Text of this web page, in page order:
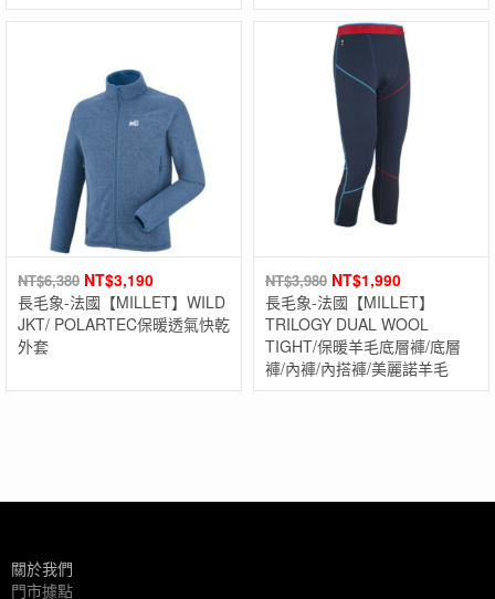
NT$6,380 NT$3,190
長毛象-法國【MILLET】WILD
JKT/ POLARTEC保暖透氣快乾
外套
NT$3,980 NT$1,990
長毛象-法國【MILLET】
TRILOGY DUAL WOOL
TIGHT/保暖羊毛底層褲/底層
褲/內褲/內搭褲/美麗諾羊毛
關於我們
門市據點